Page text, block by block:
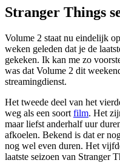
Stranger Things
Volume 2 staat nu eindelijk
weken geleden dat je de
gekeken. Ik kan me zo
was dat Volume 2 dit
streamingdienst.
Het tweede deel van het
weg als een soort film. Het
maar liefst anderhalf uur
afkoelen. Bekend is dat er
nog wel even duren. Het
laatste seizoen van Stranger